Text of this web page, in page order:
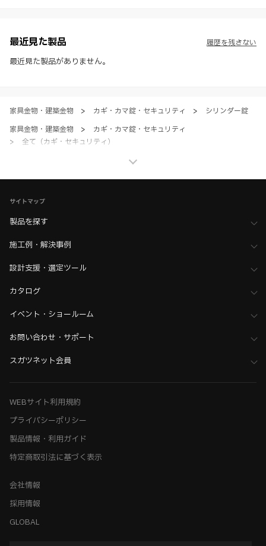
社製品の使用ご検討、又は販売促進目的の利用に限ります。
※ 本WEBサイト製品情報のご利用にあたっては、WEBサイト利用規
約、プライバシーポリシー、製品情報ガイドをご確認いただき、内容の
最近見た製品
最近見た製品がありません。
履歴を残さない
家具金物・建築金物 > カギ・カマ錠・セキュリティ >
シリンダー錠
家具金物・建築金物
>
カギ・カマ錠・セキュリティ
>
全て（カギ・セキュリティ）
木工支援（木工加工機・設計ソフト用データ）について
サイトマップ
製品を探す
施工例・解決事例
設計支援・選定ツール
カタログ
イベント・ショールーム
お問い合わせ・サポート
スガツネット会員
WEBサイト利用規約
プライバシーポリシー
製品情報・利用ガイド
特定商取引法に基づく表示
会社情報
採用情報
GLOBAL